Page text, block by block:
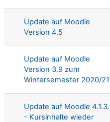
Update auf Moodle
Version 4.5
Update auf Moodle
Version 3.9 zum
Wintersemester 2020/21
Update auf Moodle 4.1.3.
- Kursinhalte wieder